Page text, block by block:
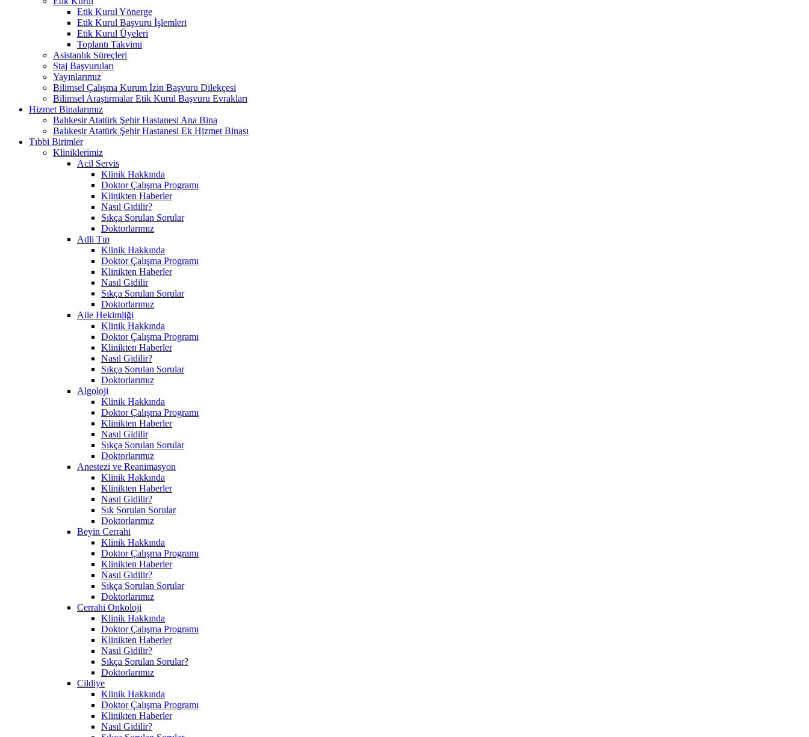
Etik Kurul Yönerge
Etik Kurul Başvuru İşlemleri
Etik Kurul Üyeleri
Toplantı Takvimi
Asistanlık Süreçleri
Staj Başvuruları
Yayınlarımız
Bilimsel Çalışma Kurum İzin Başvuru Dilekçesi
Bilimsel Araştırmalar Etik Kurul Başvuru Evrakları
Hizmet Binalarımız
Balıkesir Atatürk Şehir Hastanesi Ana Bina
Balıkesir Atatürk Şehir Hastanesi Ek Hizmet Binası
Tıbbi Birimler
Kliniklerimiz
Acil Servis
Klinik Hakkında
Doktor Çalışma Programı
Klinikten Haberler
Nasıl Gidilir?
Sıkça Sorulan Sorular
Doktorlarımız
Adli Tıp
Klinik Hakkında
Doktor Çalışma Programı
Klinikten Haberler
Nasıl Gidilir
Sıkça Sorulan Sorular
Doktorlarımız
Aile Hekimliği
Klinik Hakkında
Doktor Çalışma Programı
Klinikten Haberler
Nasıl Gidilir?
Sıkça Sorulan Sorular
Doktorlarımız
Algoloji
Klinik Hakkında
Doktor Çalışma Programı
Klinikten Haberler
Nasıl Gidilir
Sıkça Sorulan Sorular
Doktorlarımız
Anestezi ve Reanimasyon
Klinik Hakkında
Klinikten Haberler
Nasıl Gidilir?
Sık Sorulan Sorular
Doktorlarımız
Beyin Cerrahi
Klinik Hakkında
Doktor Çalışma Programı
Klinikten Haberler
Nasıl Gidilir?
Sıkça Sorulan Sorular
Doktorlarımız
Cerrahi Onkoloji
Klinik Hakkında
Doktor Çalışma Programı
Klinikten Haberler
Nasıl Gidilir?
Sıkça Sorulan Sorular?
Doktorlarımız
Cildiye
Klinik Hakkında
Doktor Çalışma Programı
Klinikten Haberler
Nasıl Gidilir?